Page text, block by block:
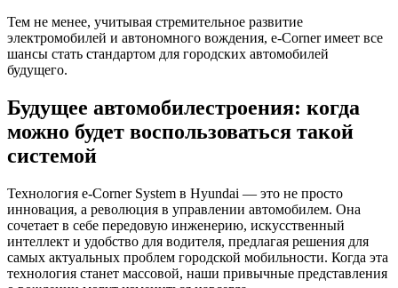
Тем не менее, учитывая стремительное развитие
электромобилей и автономного вождения, e-Corner имеет все
шансы стать стандартом для городских автомобилей
будущего.
Будущее автомобилестроения: когда
можно будет воспользоваться такой
системой
Технология e-Corner System в Hyundai — это не просто
инновация, а революция в управлении автомобилем. Она
сочетает в себе передовую инженерию, искусственный
интеллект и удобство для водителя, предлагая решения для
самых актуальных проблем городской мобильности. Когда эта
технология станет массовой, наши привычные представления